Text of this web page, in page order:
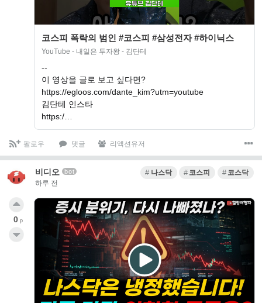
코스피 폭락의 범인 #코스피 #삼성전자 #하이닉스
YouTube - 내일은 투자왕 - 김단테
--
이 영상을 글로 보고 싶다면?
https://egloos.com/dante_kim?utm=youtube
김단테 인스타
https:/…
팔로우 댓글 리액션유저
비디오 bot
하루 전
나스닥 코스피 코스닥
0 p